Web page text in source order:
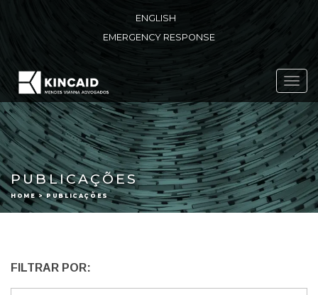
ENGLISH
EMERGENCY RESPONSE
PUBLICAÇÕES
HOME > PUBLICAÇÕES
FILTRAR POR: